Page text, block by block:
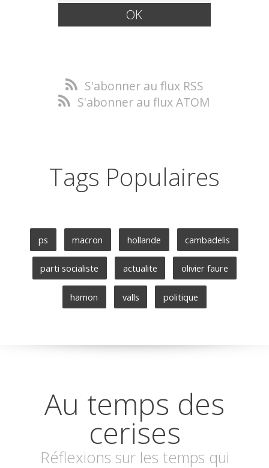
S'abonner au flux RSS
S'abonner au flux ATOM
Tags Populaires
ps macron hollande cambadelis
parti socialiste actualite olivier faure
hamon valls politique
Au temps des
cerises
Réflexions sur les temps qui